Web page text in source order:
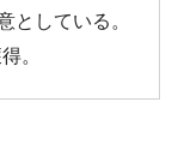
としている。
。